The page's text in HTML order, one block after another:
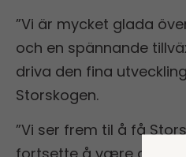
”Vi är mycket glada
och en spännande
driva den fina
Storskogen.
”Vi ser frem til å få